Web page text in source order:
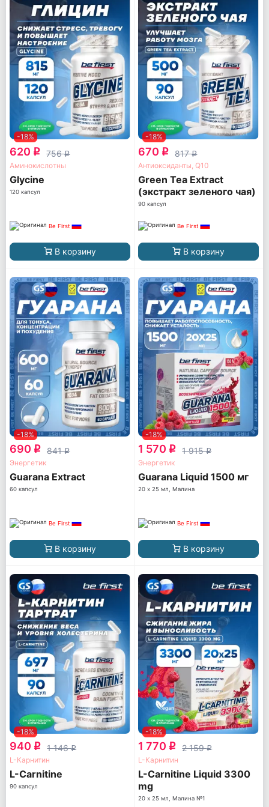
-18%
620 q 756q
Аминокислотны
Glycine
120 капсул
Be First
В корзину
-18%
670 q 817q
Антиоксиданты, Q10
Green Tea Extract
(экстракт зеленого чая)
90 капсул
Be First
В корзину
-18%
690 q 841q
Энергетик
Guarana Extract
60 капсул
Be First
В корзину
-18%
1 570 q 1 915q
Энергетик
Guarana Liquid 1500 мг
20 х 25 мл, Малина
Be First
В корзину
-18%
940 q 1 146q
L-Карнитин
L-Carnitine
90 капсул
-18%
1 770 q 2 159q
L-Карнитин
L-Carnitine Liquid 3300
mg
20 х 25 мл, Малина №1